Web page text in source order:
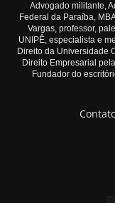
Advogado militante,
Federal da Paraíba,
Vargas, professor,
UNIPÊ, especialista e
Direito da Universidade
Direito Empresarial
Fundador do